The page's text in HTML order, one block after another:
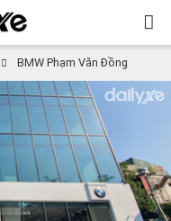
BMW Phạm Văn Đồng